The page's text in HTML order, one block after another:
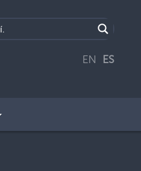
EN ES